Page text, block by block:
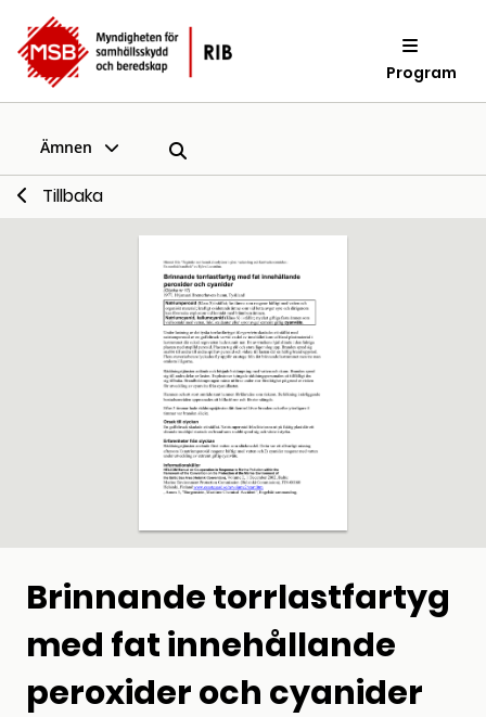
Program
Ämnen
Tillbaka
Brinnande torrlastfartyg
med fat innehållande
peroxider och cyanider